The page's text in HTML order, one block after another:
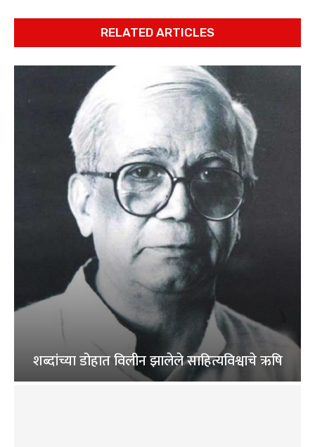
RELATED ARTICLES
शब्दांच्या डोहात विलीन झालेले साहित्यविश्वाचे ऋषि